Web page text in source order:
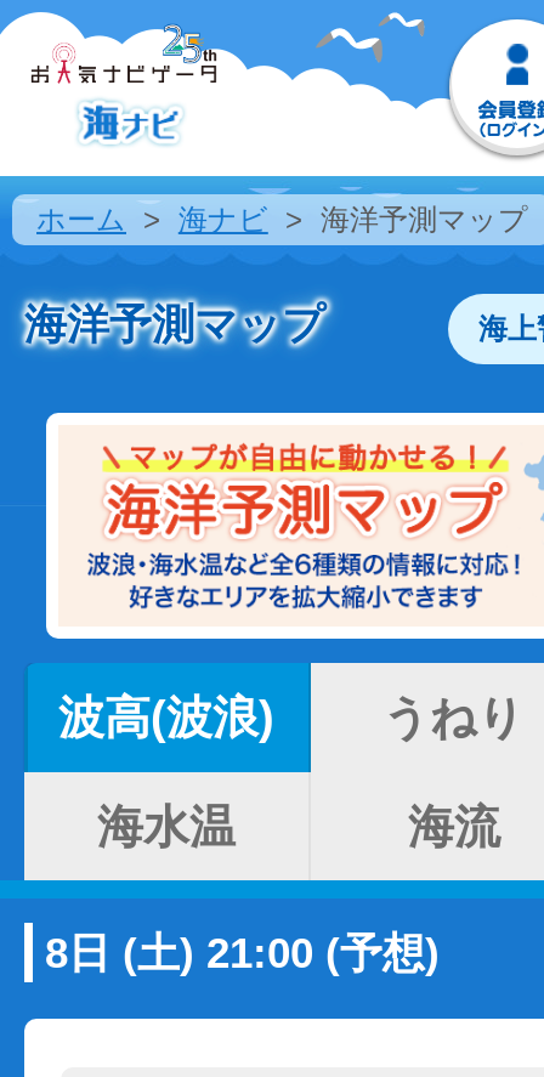
ホーム 海ナビ 海洋予測マップ
海洋予測マップ 海
波高(波浪) うねり
海水温 海流
8日 (土) 21:00 (予想)